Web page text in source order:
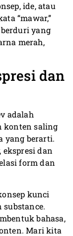
ide, atau
“mawar,”
yang
merah,
dan
adalah
konten saling
yang berarti.
ekspresi dan
form dan
kunci
bahasa,
Mari kita